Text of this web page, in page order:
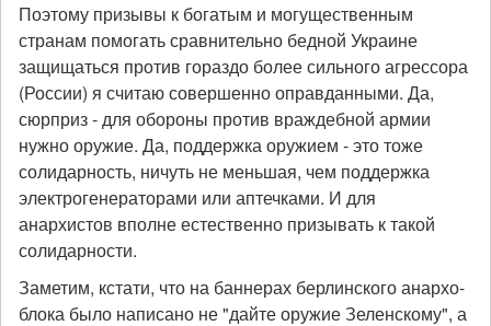
Поэтому призывы к богатым и могущественным
странам помогать сравнительно бедной Украине
защищаться против гораздо более сильного агрессора
(России) я считаю совершенно оправданными. Да,
сюрприз - для обороны против враждебной армии
нужно оружие. Да, поддержка оружием - это тоже
солидарность, ничуть не меньшая, чем поддержка
электрогенераторами или аптечками. И для
анархистов вполне естественно призывать к такой
солидарности.
Заметим, кстати, что на баннерах берлинского анархо-
блока было написано не "дайте оружие Зеленскому", а